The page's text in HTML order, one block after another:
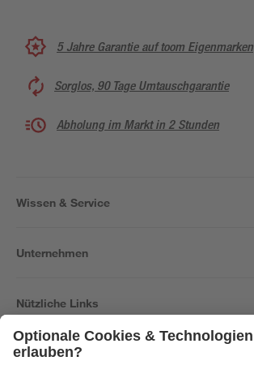
5 Jahre Garantie auf toom Eigenmarken
Sorglos, 90 Tage Umtauschgarantie
Abholung im Markt in 2 Stunden
Wissen & Service
Unternehmen
Nützliche Links